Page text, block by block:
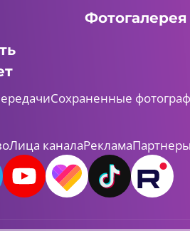
Фотогалерея
Сохраненные
Лица каналаРекламаПартнеры